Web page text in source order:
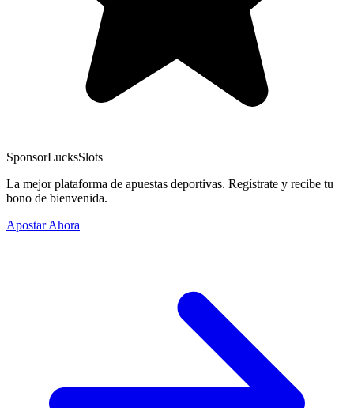
SponsorLucksSlots
La mejor plataforma de apuestas deportivas. Regístrate y recibe tu
bono de bienvenida.
Apostar Ahora